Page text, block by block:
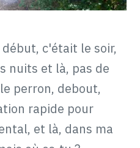
c'était le soir,
nuits et là, pas de
perron, debout,
rapide pour
et là, dans ma